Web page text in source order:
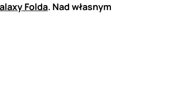
Folda. Nad własnym